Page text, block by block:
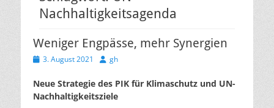
Nachhaltigkeitsagenda
Weniger Engpässe, mehr Synergien
Veröffentlicht
3. August 2021 Autor
gh
Neue Strategie des PIK für Klimaschutz und UN-
Nachhaltigkeitsziele